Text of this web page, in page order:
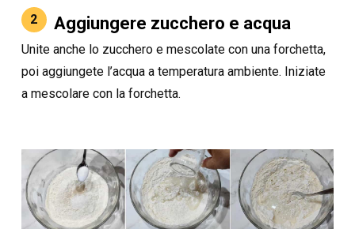
2 Aggiungere zucchero e acqua
Unite anche lo zucchero e mescolate con una forchetta,
poi aggiungete l’acqua a temperatura ambiente. Iniziate
a mescolare con la forchetta.